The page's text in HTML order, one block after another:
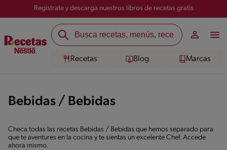
Registrate y descarga nuestros libros de recetas gratis
Recetas Blog Marcas
Bebidas / Bebidas
Checa todas las recetas Bebidas / Bebidas que hemos separado para
que te aventures en la cocina y te sientas un excelente Chef. Accede
ahora mismo.